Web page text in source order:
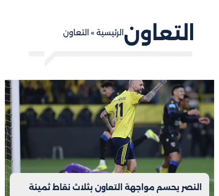
التعاون الرئيسية » التعاون
النصر يحسم مواجهة التعاون بثلاث نقاط ثمينة